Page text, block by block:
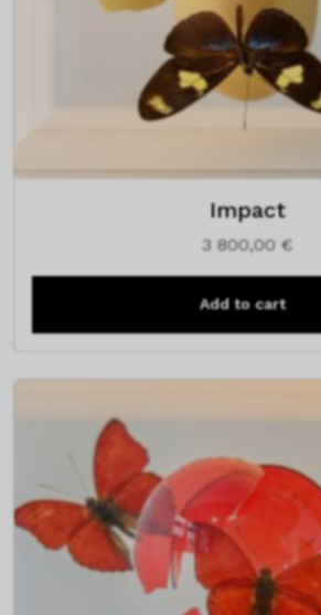
Impact
3 800,00 €
Add to cart